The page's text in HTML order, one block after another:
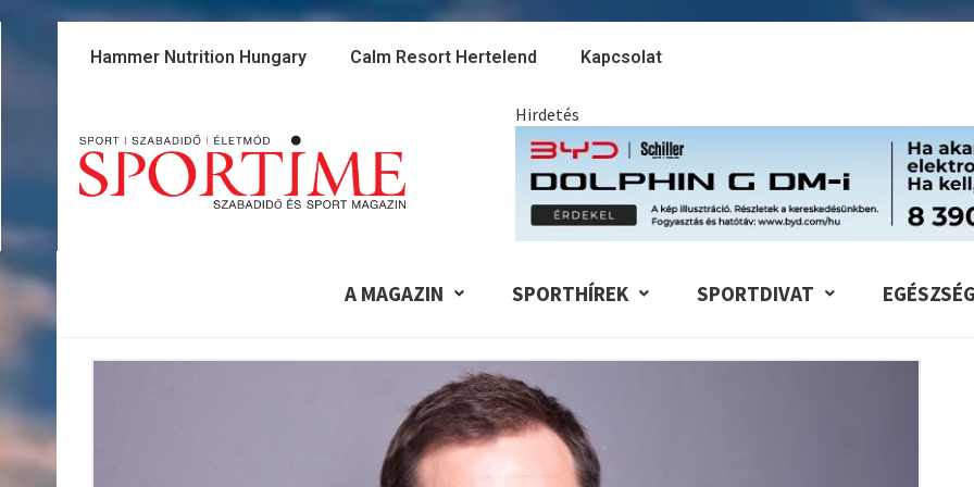
Hammer Nutrition Hungary Calm Resort Hertelend Kapcsolat
Hirdetés
A MAGAZIN SPORTHÍREK SPORTDIVAT EGÉSZSÉG